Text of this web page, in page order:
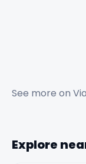
See more on
Explore